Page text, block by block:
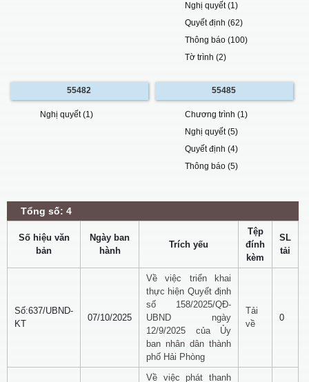
Nghị quyết (1)
Quyết định (62)
Thông báo (100)
Tờ trình (2)
55482
Nghị quyết (1)
55485
Chương trình (1)
Nghị quyết (5)
Quyết định (4)
Thông báo (5)
Tổng số: 4
Số hiệu văn
bản
Ngày ban
hành
Trích yếu
Tệp
đính
kèm
SL
tải
Số:637/UBND-
KT
07/10/2025
Về việc triển khai
thực hiện Quyết định
số 158/2025/QĐ-
UBND ngày
12/9/2025 của Ủy
ban nhân dân thành
phố Hải Phòng
Tải
về
0
Về việc phát thanh